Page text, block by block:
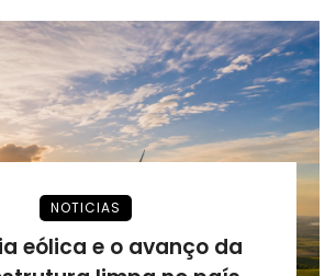
NOTICIAS
eólica e o avanço da